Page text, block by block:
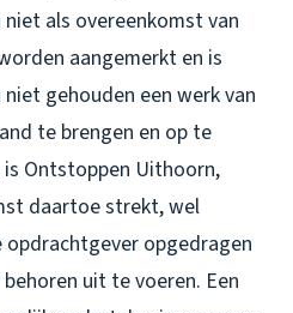
als overeenkomst van
aangemerkt en is
gehouden een werk van
te brengen en op te
Ontstoppen Uithoorn,
daartoe strekt, wel
opgedragen
uit te voeren. Een